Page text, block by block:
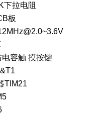
下拉电阻
板
电容触摸按键
TIM21